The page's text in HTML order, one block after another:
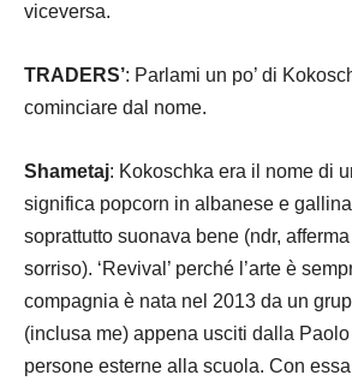
viceversa.
TRADERS’: Parlami un po’ di
cominciare dal nome.
Shametaj: Kokoschka era il nome di
significa popcorn in albanese e
soprattutto suonava bene (ndr,
sorriso). ‘Revival’ perché l’arte è
compagnia è nata nel 2013 da un
(inclusa me) appena usciti dalla
persone esterne alla scuola. Con